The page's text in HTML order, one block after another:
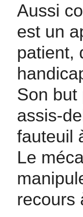
Aussi
est un
patient,
Son but
assis-
fauteuil
Le
recours